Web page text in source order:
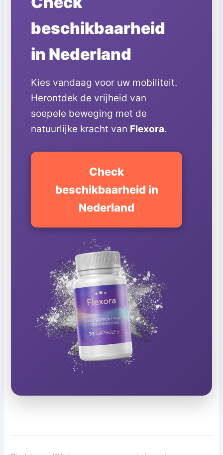
beschikbaarheid
in Nederland
Kies vandaag voor uw mobiliteit.
Herontdek de vrijheid van
soepele beweging met de
natuurlijke kracht van Flexora.
Check
beschikbaarheid in
Nederland